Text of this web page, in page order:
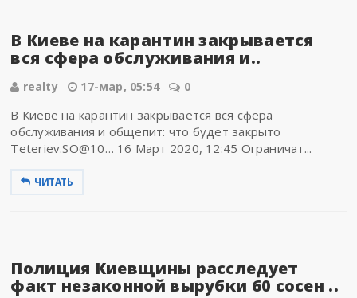
В Киеве на карантин закрывается
вся сфера обслуживания и..
realty 17-мар, 05:54 0
В Киеве на карантин закрывается вся сфера
обслуживания и общепит: что будет закрыто
Teteriev.SO@10… 16 Март 2020, 12:45 Ограничат...
ЧИТАТЬ
Полиция Киевщины расследует
факт незаконной вырубки 60 сосен ..